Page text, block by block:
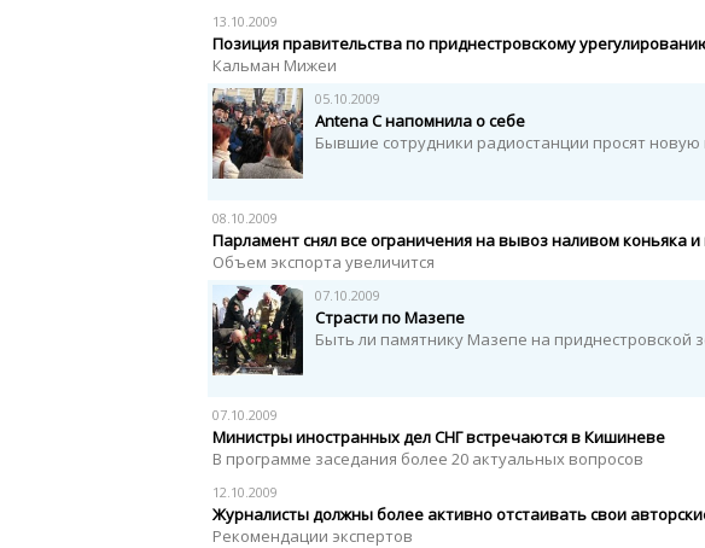
13.10.2009
Позиция правительства по приднестровскому
Кальман Мижеи
05.10.2009
Antena C напомнила о себе
Бывшие сотрудники радиостанции просят новую
08.10.2009
Парламент снял все ограничения на вывоз наливом коньяка
Объем экспорта увеличится
07.10.2009
Страсти по Мазепе
Быть ли памятнику Мазепе на приднестровской
07.10.2009
Министры иностранных дел СНГ встречаются в Кишиневе
В программе заседания более 20 актуальных вопросов
12.10.2009
Журналисты должны более активно отстаивать свои
Рекомендации экспертов